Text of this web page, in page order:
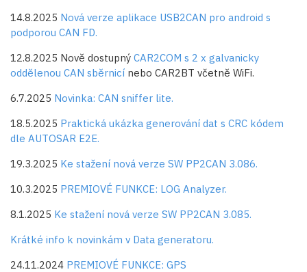
14.8.2025 Nová verze aplikace USB2CAN pro android s
podporou CAN FD.
12.8.2025 Nově dostupný CAR2COM s 2 x galvanicky
oddělenou CAN sběrnicí nebo CAR2BT včetně WiFi.
6.7.2025 Novinka: CAN sniffer lite.
18.5.2025 Praktická ukázka generování dat s CRC kódem
dle AUTOSAR E2E.
19.3.2025 Ke stažení nová verze SW PP2CAN 3.086.
10.3.2025 PREMIOVÉ FUNKCE: LOG Analyzer.
8.1.2025 Ke stažení nová verze SW PP2CAN 3.085.
Krátké info k novinkám v Data generatoru.
24.11.2024 PREMIOVÉ FUNKCE: GPS